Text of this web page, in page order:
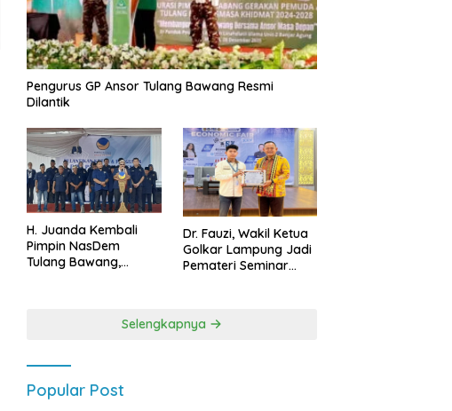
Pengurus GP Ansor Tulang Bawang Resmi
Dilantik
H. Juanda Kembali
Pimpin NasDem
Tulang Bawang,
Dr. Fauzi, Wakil Ketua
Golkar Lampung Jadi
Pemateri Seminar
Kebangsaan
Selengkapnya
Popular Post